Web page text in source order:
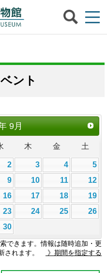
ント
9月
木 金 土
2 3 4
5
9 10 11
12
16 17 18
19
23 24 25
26
30
できます。情報は随時追加・更
されます。
》期間を指定する